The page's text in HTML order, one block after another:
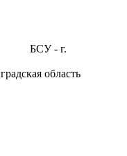
БСУ - г.
область